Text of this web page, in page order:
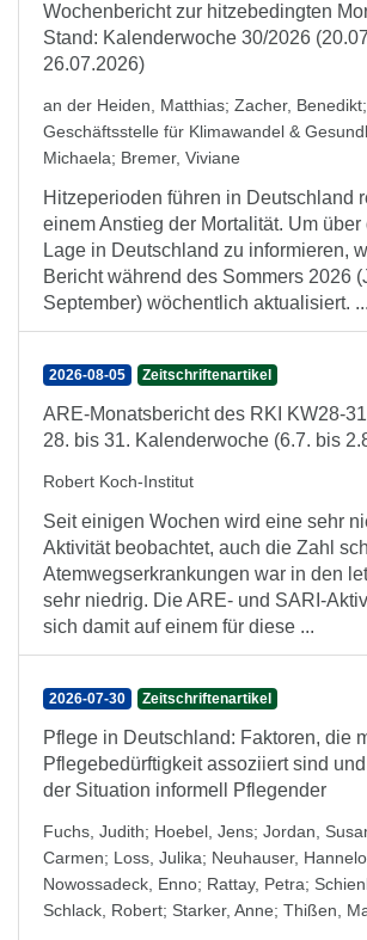
Wochenbericht zur hitzebedingten
Stand: Kalenderwoche 30/2026
26.07.2026)
an der Heiden, Matthias; Zacher, Benedikt;
Geschäftsstelle für Klimawandel &
Michaela; Bremer, Viviane
Hitzeperioden führen in Deutschland
einem Anstieg der Mortalität. Um
Lage in Deutschland zu informieren,
Bericht während des Sommers 2026
September) wöchentlich aktualisiert. ...
2026-08-05 Zeitschriftenartikel
ARE-Monatsbericht des RKI KW28-31
28. bis 31. Kalenderwoche (6.7. bis
Robert Koch-Institut
Seit einigen Wochen wird eine sehr
Aktivität beobachtet, auch die Zahl
Atemwegserkrankungen war in den
sehr niedrig. Die ARE- und SARI-
sich damit auf einem für diese ...
2026-07-30 Zeitschriftenartikel
Pflege in Deutschland: Faktoren, die
Pflegebedürftigkeit assoziiert sind
der Situation informell Pflegender
Fuchs, Judith; Hoebel, Jens; Jordan,
Carmen; Loss, Julika; Neuhauser,
Nowossadeck, Enno; Rattay, Petra;
Schlack, Robert; Starker, Anne; Thißen,